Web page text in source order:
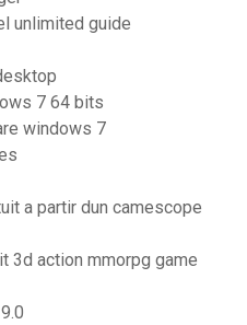
unlimited guide
7 64 bits
windows 7
a partir dun camescope
3d action mmorpg game